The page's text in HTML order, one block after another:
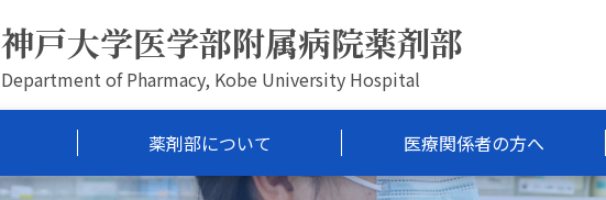
神戸大学医学部附属病院薬剤部
Department of Pharmacy, Kobe University Hospital
薬剤部について 医療関係者の方へ